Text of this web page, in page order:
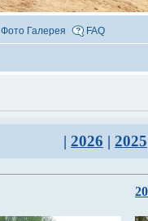
Фото Галерея FAQ